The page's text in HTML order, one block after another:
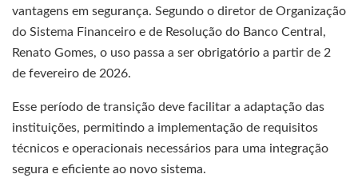
vantagens em segurança. Segundo o diretor de Organização
do Sistema Financeiro e de Resolução do Banco Central,
Renato Gomes, o uso passa a ser obrigatório a partir de 2
de fevereiro de 2026.
Esse período de transição deve facilitar a adaptação das
instituições, permitindo a implementação de requisitos
técnicos e operacionais necessários para uma integração
segura e eficiente ao novo sistema.